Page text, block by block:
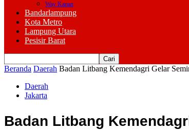
Way Kanan
Bandarlampung
Kota Metro
Lampung Utara
Pesisir Barat
Beranda Daerah Badan Litbang Kemendagri Gelar
Daerah
Jakarta
Badan Litbang